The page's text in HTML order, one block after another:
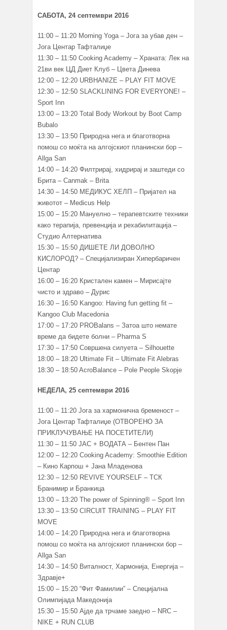
САБОТА, 24 септември 2016
11:00 – 11:20 Morning Yoga – Јога за убав ден –
Јога Центар Тафталиџе
11:30 – 11:50 Cooking Academy – Храната: Лек на
21ви век ЦД Диет Клуб – Цвета Динева
12:00 – 12:20 URBHANIZE – PLAY FIT MOVE
12:30 – 12:50 SLACKLINING FOR EVERYONE! –
Sport Inn
13:00 – 13:20 Total Body Workout by Boot Camp
Bubalo
13:30 – 13:50 Природна нега и благотворна
помош со моќта на алгојскиот планински бор –
Allga San
14:00 – 14:20 Филтрирај, хидрирај и заштеди со
Брита – Canmak – Brita
14:30 – 14:50 МЕДИКУС ХЕЛП – Пријател на
животот – Medicus Help
15:00 – 15:20 Мануелно – терапевтските техники
како терапија, превенција и рехабилитација –
Студио Алтернатива
15:30 – 15:50 ДИШЕТЕ ЛИ ДОВОЛНО
КИСЛОРОД? – Специјализиран Хипербаричен
Центар
16:00 – 16:20 Кристален камен – Мирисајте
чисто и здраво – Дурис
16:30 – 16:50 Kangoo: Having fun getting fit –
Kangoo Club Macedonia
17:00 – 17:20 PROBalans – Затоа што немате
време да бидете болни – Pharma S
17:30 – 17:50 Совршена силуета – Silhouette
18:00 – 18:20 Ultimate Fit – Ultimate Fit Alebras
18:30 – 18:50 AcroBalance – Pole People Skopje
НЕДЕЛА, 25 септември 2016
11:00 – 11:20 Јога за хармонична бременост –
Јога Центар Тафталиџе (ОТВОРЕНО ЗА
ПРИКЛУЧУВАЊЕ НА ПОСЕТИТЕЛИ)
11:30 – 11:50 ЈАС + ВОДАТА – Бентен Пан
12:00 – 12:20 Cooking Academy: Smoothie Edition
– Кино Карпош + Јана Младенова
12:30 – 12:50 REVIVE YOURSELF – ТСК
Бранимир и Бранкица
13:00 – 13:20 The power of Spinning® – Sport Inn
13:30 – 13:50 CIRCUIT TRAINING – PLAY FIT
MOVE
14:00 – 14:20 Природна нега и благотворна
помош со моќта на алгојскиот планински бор –
Allga San
14:30 – 14:50 Виталност, Хармонија, Енергија –
Здравје+
15:00 – 15:20 “Фит Фамилии” – Специјална
Олимпијада Македонија
15:30 – 15:50 Ајде да трчаме заедно – NRC –
NIKE + RUN CLUB